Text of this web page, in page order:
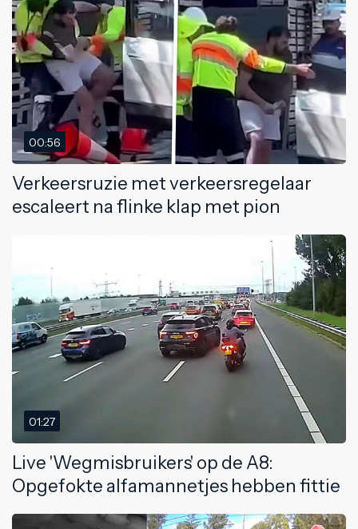
00:56
Verkeersruzie met verkeersregelaar
escaleert na flinke klap met pion
01:27
Live 'Wegmisbruikers' op de A8:
Opgefokte alfamannetjes hebben fittie